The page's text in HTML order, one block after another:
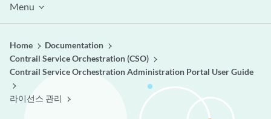
Menu
Home
Documentation
Contrail Service Orchestration (CSO)
Contrail Service Orchestration Administration Portal User Guide
라이선스 관리